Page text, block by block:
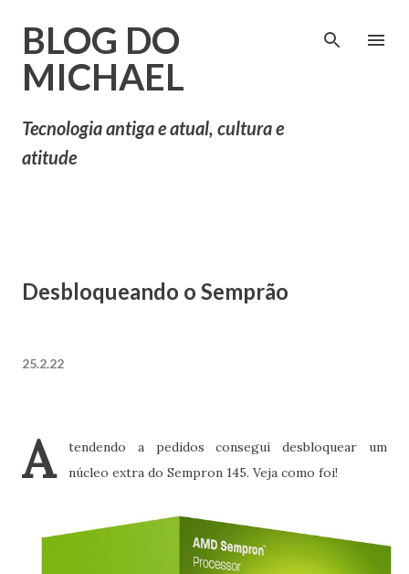
BLOG DO
MICHAEL
Tecnologia antiga e atual, cultura e
atitude
Desbloqueando o Semprão
25.2.22
A
tendendo a pedidos consegui desbloquear um
núcleo extra do Sempron 145. Veja como foi!